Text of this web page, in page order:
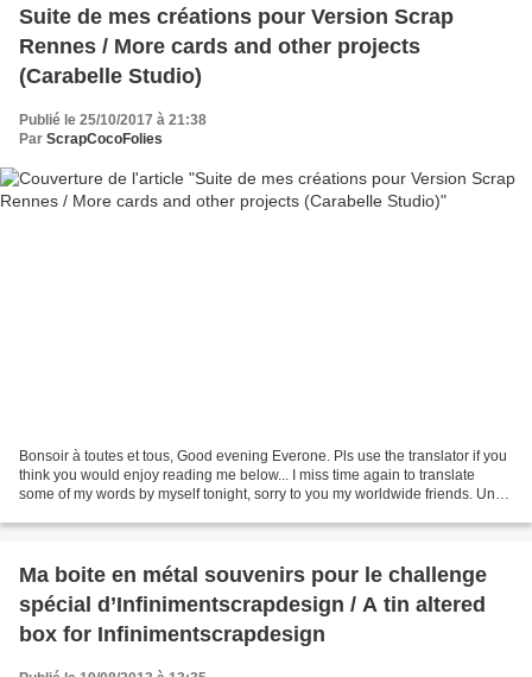
Suite de mes créations pour Version Scrap
Rennes / More cards and other projects
(Carabelle Studio)
Publié le 25/10/2017 à 21:38
Par ScrapCocoFolies
Bonsoir à toutes et tous, Good evening Everone. Pls use the translator if you
think you would enjoy reading me below... I miss time again to translate
some of my words by myself tonight, sorry to you my worldwide friends. Un
Ma boite en métal souvenirs pour le challenge
spécial d’Infinimentscrapdesign / A tin altered
box for Infinimentscrapdesign